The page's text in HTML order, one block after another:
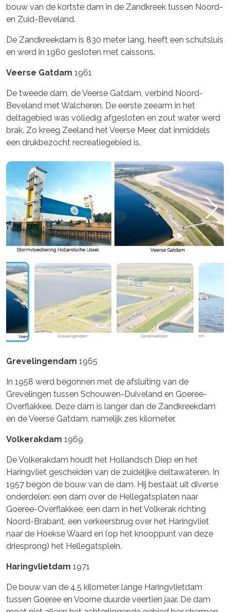
bouw van de kortste dam in de Zandkreek tussen Noord-
en Zuid-Beveland.
De Zandkreekdam is 830 meter lang, heeft een schutsluis
en werd in 1960 gesloten met caissons.
Veerse Gatdam 1961
De tweede dam, de Veerse Gatdam, verbind Noord-
Beveland met Walcheren. De eerste zeearm in het
deltagebied was volledig afgesloten en zout water werd
brak. Zo kreeg Zeeland het Veerse Meer, dat inmiddels
een drukbezocht recreatiegebied is.
Grevelingendam 1965
In 1958 werd begonnen met de afsluiting van de
Grevelingen tussen Schouwen-Duiveland en Goeree-
Overflakkee. Deze dam is langer dan de Zandkreekdam
en de Veerse Gatdam, namelijk zes kilometer.
Volkerakdam 1969
De Volkerakdam houdt het Hollandsch Diep en het
Haringvliet gescheiden van de zuidelijke deltawateren. In
1957 begon de bouw van de dam. Hij bestaat uit diverse
onderdelen: een dam over de Hellegatsplaten naar
Goeree-Overflakkee, een dam in het Volkerak richting
Noord-Brabant, een verkeersbrug over het Haringvliet
naar de Hoekse Waard en (op het knooppunt van deze
driesprong) het Hellegatsplein.
Haringvlietdam 1971
De bouw van de 4,5 kilometer lange Haringvlietdam
tussen Goeree en Voorne duurde veertien jaar. De dam